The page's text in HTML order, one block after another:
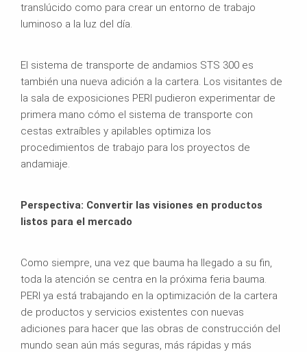
translúcido como para crear un entorno de trabajo
luminoso a la luz del día.
El sistema de transporte de andamios STS 300 es
también una nueva adición a la cartera. Los visitantes de
la sala de exposiciones PERI pudieron experimentar de
primera mano cómo el sistema de transporte con
cestas extraíbles y apilables optimiza los
procedimientos de trabajo para los proyectos de
andamiaje.
Perspectiva: Convertir las visiones en productos
listos para el mercado
Como siempre, una vez que bauma ha llegado a su fin,
toda la atención se centra en la próxima feria bauma.
PERI ya está trabajando en la optimización de la cartera
de productos y servicios existentes con nuevas
adiciones para hacer que las obras de construcción del
mundo sean aún más seguras, más rápidas y más